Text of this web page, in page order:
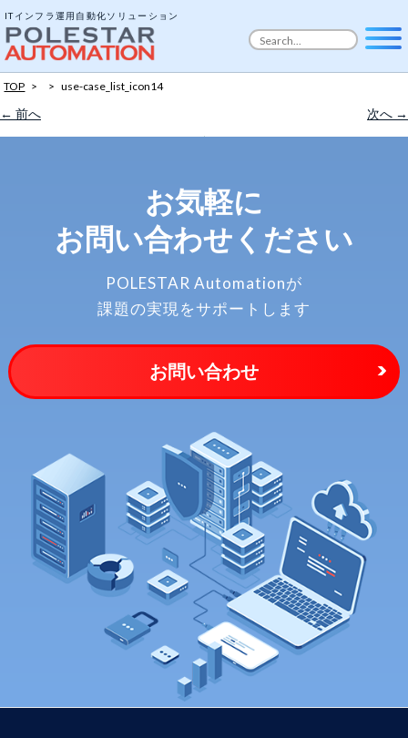
ITインフラ運用自動化ソリューション
TOP > > use-case_list_icon14
← 前へ 次へ →
お気軽に
お問い合わせください
POLESTAR Automationが
課題の実現をサポートします
お問い合わせ